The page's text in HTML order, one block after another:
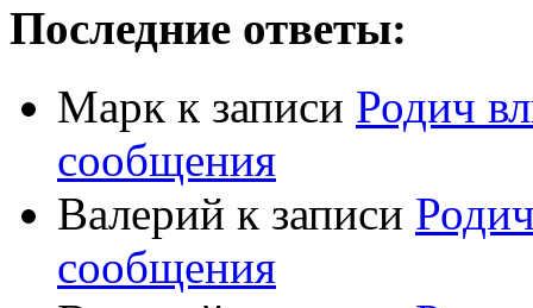
Последние ответы:
Марк к записи Родич
сообщения
Валерий к записи
сообщения